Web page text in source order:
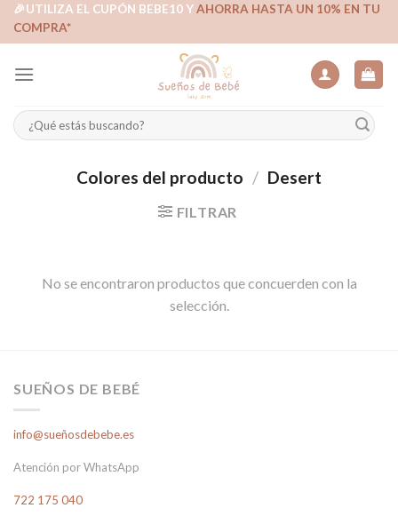
Skip🎉UTILIZA EL CUPÓN BEBE10 YAHORRA HASTA UN 10% EN TU
COMPRA*
Buscar
por:
Colores del producto / Desert
FILTRAR
No se encontraron productos que concuerden con la
selección.
SUEÑOS DE BEBÉ
info@sueñosdebebe.es
Atención por WhatsApp
722 175 040